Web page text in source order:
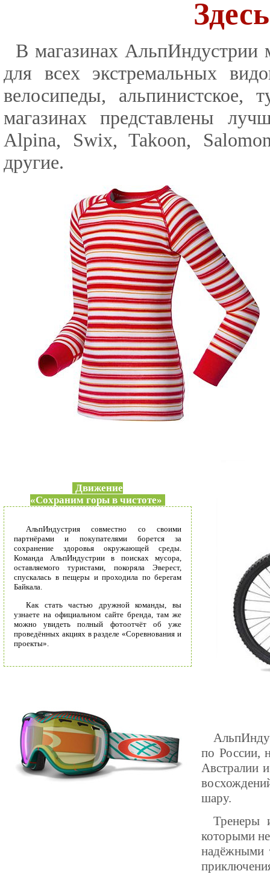
В магазинах АльпИндустрии
для всех экстремальных
велосипеды, альпинистское,
магазинах представлены
Alpina, Swix, Takoon,
другие.
Движение
«Сохраним горы в чистоте»
АльпИндустрия совместно со своими
партнёрами и покупателями борется за
сохранение здоровья окружающей среды.
Команда АльпИндустрии в поисках мусора,
оставляемого туристами, покоряла Эверест,
спускалась в пещеры и проходила по берегам
Байкала.
Как стать частью дружной команды, вы
узнаете на официальном сайте бренда, там же
можно увидеть полный фотоотчёт об уже
проведённых акциях в разделе «Соревнования и
проекты».
по России,
Австралии
шару.
Тренеры
которыми
надёжными